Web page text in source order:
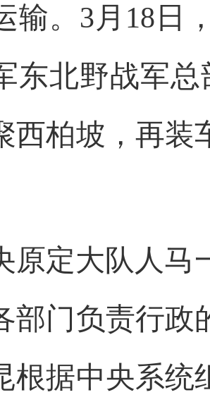
输。3月18日
东北野战军
西柏坡，再装
原定大队人马
部门负责行政
根据中央系统